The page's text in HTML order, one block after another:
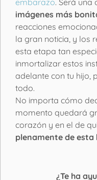
imágenes más
reacciones
la gran noticia, y los
esta etapa tan
inmortalizar estos
adelante con tu hijo,
todo.
No importa cómo
momento quedará
corazón y en el de
plenamente de
¿Te ha